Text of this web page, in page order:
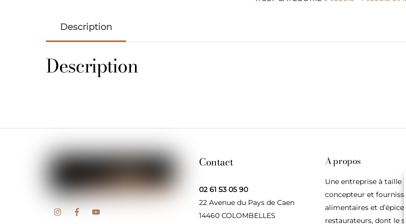
Description
Description
Contact
02 61 53 05 90
22 Avenue du Pays de Caen
14460 COLOMBELLES
A propos
Une entreprise à taille
concepteur et
alimentaires et
restaurateurs, dont le